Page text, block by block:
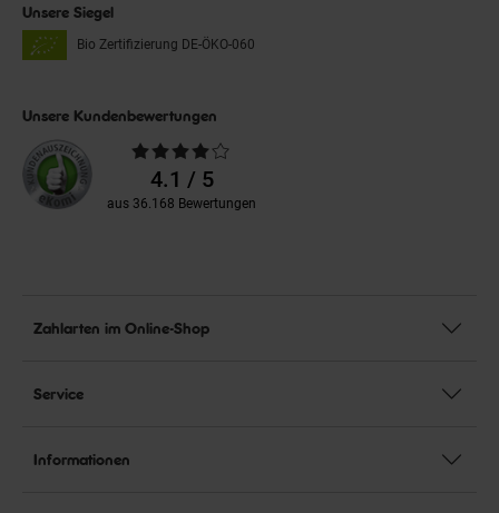
Unsere Siegel
Bio Zertifizierung DE-ÖKO-060
Unsere Kundenbewertungen
Durchschnittliche
Bewertungen4.1 / 5
aus 36.168 Bewertungen
Zahlarten im Online-Shop
Service
Informationen